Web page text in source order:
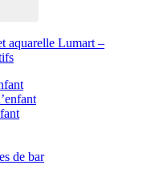
aquarelle Lumart –
de bar